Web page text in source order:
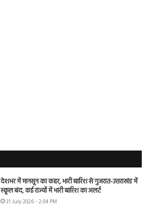
देशभर में मानसून का कहर, भारी बारिश से गुजरात-उत्तराखंड में
स्कूल बंद, कई राज्यों में भारी बारिश का अलर्ट
31 July 2026 - 2:04 PM